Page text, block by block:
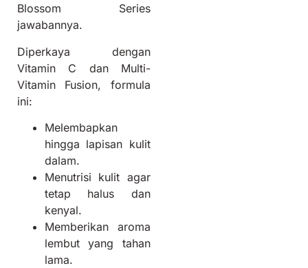
Blossom Series
jawabannya.
Diperkaya dengan
Vitamin C dan Multi-
Vitamin Fusion, formula
ini:
Melembapkan
hingga lapisan kulit
dalam.
Menutrisi kulit agar
tetap halus dan
kenyal.
Memberikan aroma
lembut yang tahan
lama.